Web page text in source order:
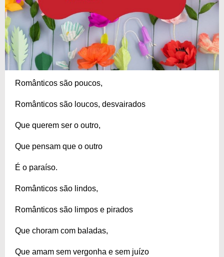
Românticos são poucos,
Românticos são loucos, desvairados
Que querem ser o outro,
Que pensam que o outro
É o paraíso.
Românticos são lindos,
Românticos são limpos e pirados
Que choram com baladas,
Que amam sem vergonha e sem juízo